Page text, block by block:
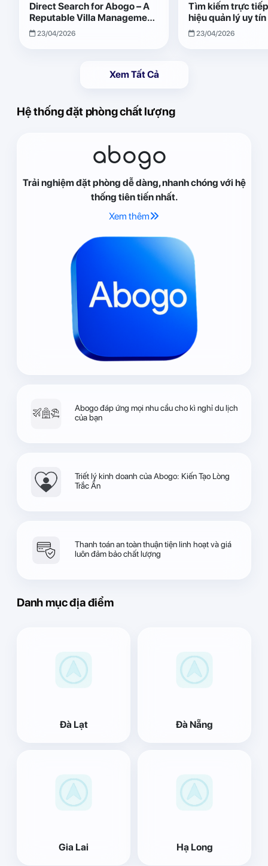
Direct Search for Abogo – A
Reputable Villa Management
Brand with Transparent and
Effective Operations
23/04/2026
Tìm kiếm trực
hiệu quản lý uy
Giải pháp vận
quả, minh bạch
23/04/2026
Xem Tất Cả
Hệ thống đặt phòng chất lượng
abogo
Trải nghiệm đặt phòng dễ dàng, nhanh chóng với hệ
thống tiên tiến nhất.
Xem thêm
Abogo đáp ứng mọi nhu cầu cho kì nghỉ du lịch
của bạn
Triết lý kinh doanh của Abogo: Kiến Tạo Lòng
Trắc Ẩn
Thanh toán an toàn thuận tiện linh hoạt và giá
luôn đảm bảo chất lượng
Danh mục địa điểm
Đà Lạt Đà Nẵng
Gia Lai Hạ Long